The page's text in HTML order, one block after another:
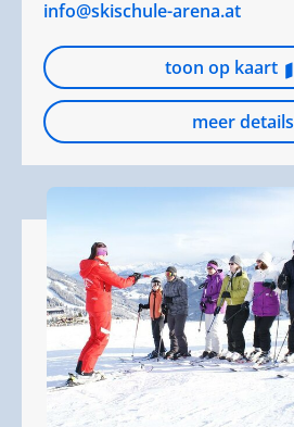
info@skischule-arena.at
toon op kaart
meer details